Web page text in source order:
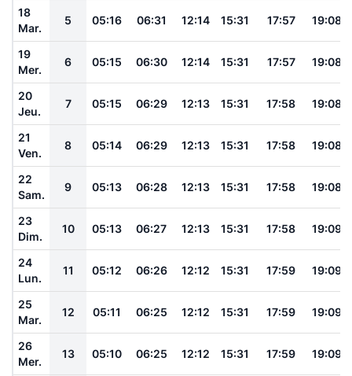
18
Mar.
5 05:16 06:31 12:14 15:31 17:57 19:08
19
Mer.
6 05:15 06:30 12:14 15:31 17:57 19:08
20
Jeu.
7 05:15 06:29 12:13 15:31 17:58 19:08
21
Ven.
8 05:14 06:29 12:13 15:31 17:58 19:08
22
Sam.
9 05:13 06:28 12:13 15:31 17:58 19:08
23
Dim.
10 05:13 06:27 12:13 15:31 17:58 19:09
24
Lun.
11 05:12 06:26 12:12 15:31 17:59 19:09
25
Mar.
12 05:11 06:25 12:12 15:31 17:59 19:09
26
Mer.
13 05:10 06:25 12:12 15:31 17:59 19:09